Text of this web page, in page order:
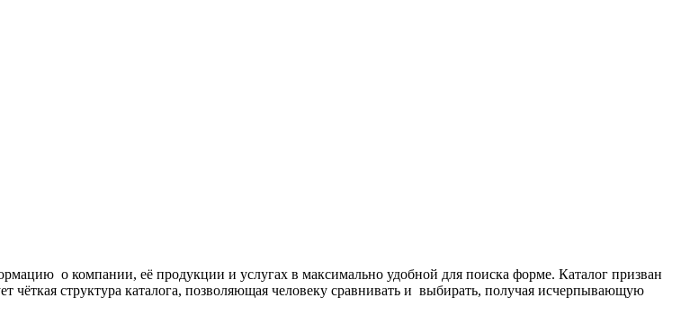
о компании, её продукции и услугах в максимально удобной для поиска форме. Каталог призван
чёткая структура каталога, позволяющая человеку сравнивать и выбирать, получая исчерпывающую